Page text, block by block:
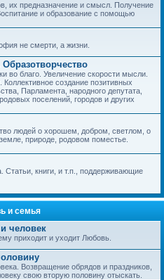
их предназначение и смысл. Получение
и образование с помощью
не смерти, а жизни.
Образотворчество
во благо. Увеличение скорости мысли.
создание позитивных
Парламента, народного депутата,
поселений, городов и других
людей о хорошем, добром, светлом, о
природе, родовом поместье.
Статьи, книги, и т.п., поддерживающие
и семья
человек
приходит и уходит Любовь.
Возвращение обрядов и праздников,
свою вторую половину отыскать.